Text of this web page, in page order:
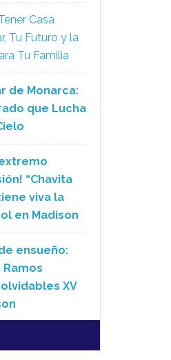
Casa
Tu Futuro y la
Tu Familia
de Monarca:
que Lucha
“Chavita
viva la
en Madison
ensueño:
XV